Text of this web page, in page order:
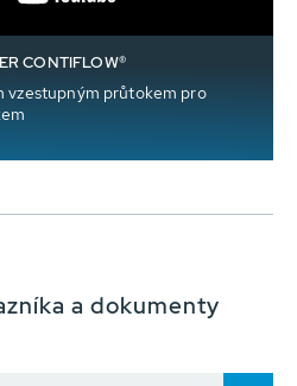
CONTIFLOW®
vzestupným průtokem pro
a dokumenty